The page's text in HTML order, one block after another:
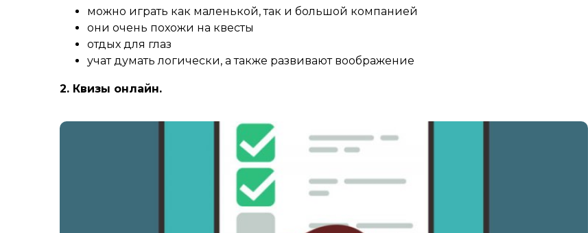
можно играть как маленькой, так и большой компанией
они очень похожи на квесты
отдых для глаз
учат думать логически, а также развивают воображение
2. Квизы онлайн.